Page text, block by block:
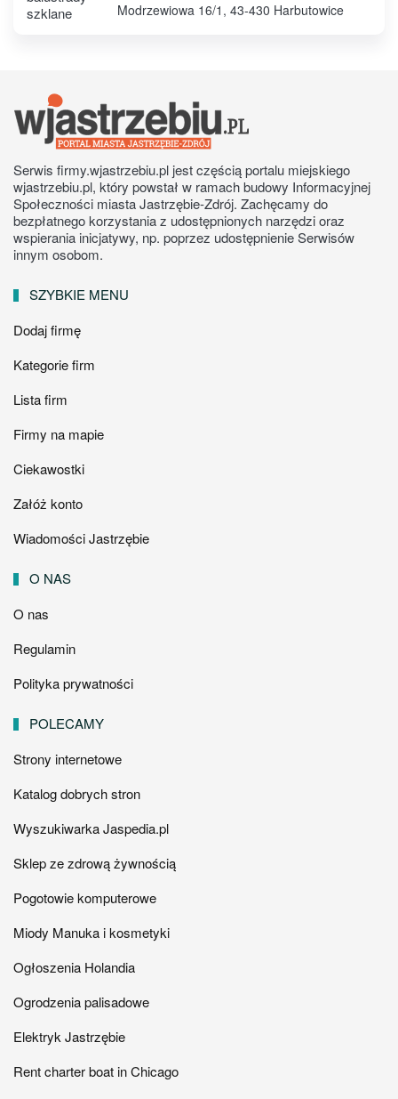
Modrzewiowa 16/1, 43-430 Harbutowice
Serwis firmy.wjastrzebiu.pl jest częścią portalu miejskiego
wjastrzebiu.pl, który powstał w ramach budowy Informacyjnej
Społeczności miasta Jastrzębie-Zdrój. Zachęcamy do
bezpłatnego korzystania z udostępnionych narzędzi oraz
wspierania inicjatywy, np. poprzez udostępnienie Serwisów
innym osobom.
SZYBKIE MENU
Dodaj firmę
Kategorie firm
Lista firm
Firmy na mapie
Ciekawostki
Załóż konto
Wiadomości Jastrzębie
O NAS
O nas
Regulamin
Polityka prywatności
POLECAMY
Strony internetowe
Katalog dobrych stron
Wyszukiwarka Jaspedia.pl
Sklep ze zdrową żywnością
Pogotowie komputerowe
Miody Manuka i kosmetyki
Ogłoszenia Holandia
Ogrodzenia palisadowe
Elektryk Jastrzębie
Rent charter boat in Chicago